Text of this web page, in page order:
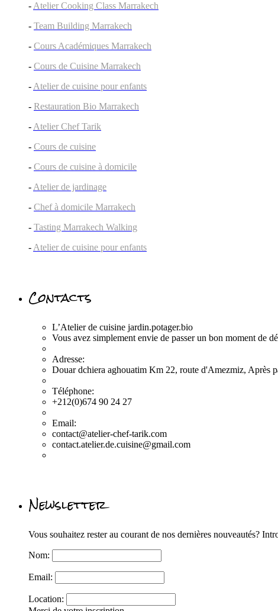
- Atelier Cooking Class Marrakech
- Team Building Marrakech
- Cours Académiques Marrakech
- Cours de Cuisine Marrakech
- Atelier de cuisine pour enfants
- Restauration Bio Marrakech
- Atelier Chef Tarik
- Cours de cuisine
- Cours de cuisine à domicile
- Atelier de jardinage
- Chef à domicile Marrakech
- Tasting Marrakech Walking
- Atelier de cuisine pour enfants
Contacts
L’Atelier de cuisine jardin.potager.bio
Vous avez simplement envie de passer un bon moment
Adresse:
Douar dchiera aghouatim Km 22, route d'Amezmiz, Après
Téléphone:
+212(0)674 90 24 27
Email:
contact@atelier-chef-tarik.com
contact.atelier.de.cuisine@gmail.com
Newsletter
Vous souhaitez rester au courant de nos dernières nouveautés?
Nom:
Email:
Location: